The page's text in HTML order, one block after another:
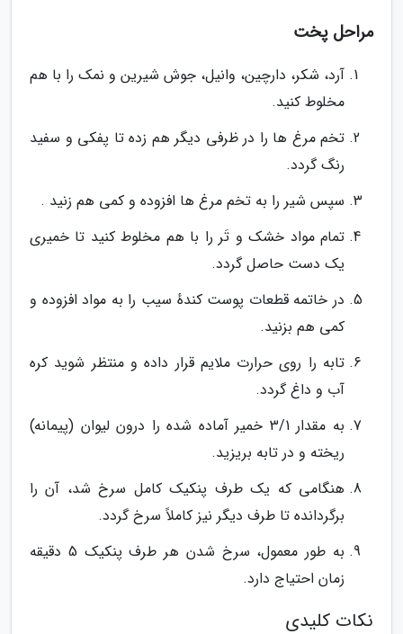
مراحل پخت
آرد، شکر، دارچین، وانیل، جوش شیرین و نمک را با هم
مخلوط کنید.
تخم مرغ ها را در ظرفی دیگر هم زده تا پفکی و سفید
رنگ گردد.
سپس شیر را به تخم مرغ ها افزوده و کمی هم زنید .
تمام مواد خشک و تَر را با هم مخلوط کنید تا خمیری
یک دست حاصل گردد.
در خاتمه قطعات پوست کندهٔ سیب را به مواد افزوده و
کمی هم بزنید.
تابه را روی حرارت ملایم قرار داده و منتظر شوید کره
آب و داغ گردد.
به مقدار 3/1 خمیر آماده شده را درون لیوان (پیمانه)
ریخته و در تابه بریزید.
هنگامی که یک طرف پنکیک کامل سرخ شد، آن را
برگردانده تا طرف دیگر نیز کاملاً سرخ گردد.
به طور معمول، سرخ شدن هر طرف پنکیک 5 دقیقه
زمان احتیاج دارد.
نکات کلیدی